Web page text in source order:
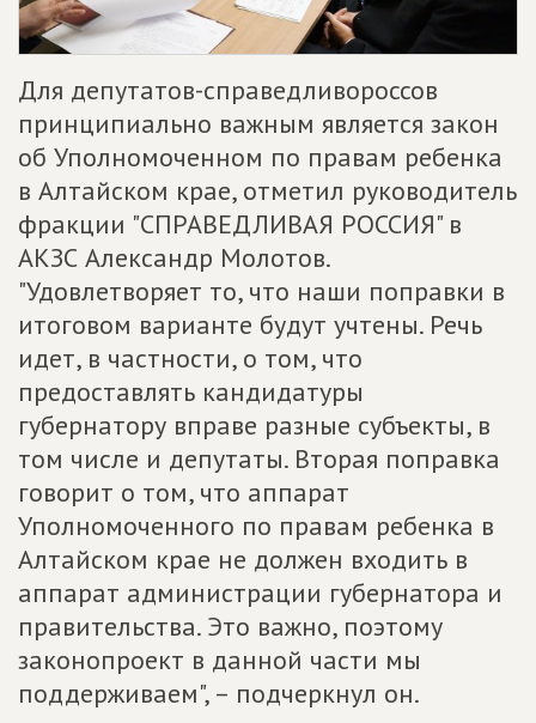
Для депутатов-справедливороссов
принципиально важным является закон
об Уполномоченном по правам ребенка
в Алтайском крае, отметил руководитель
фракции "СПРАВЕДЛИВАЯ РОССИЯ" в
АКЗС Александр Молотов.
"Удовлетворяет то, что наши поправки в
итоговом варианте будут учтены. Речь
идет, в частности, о том, что
предоставлять кандидатуры
губернатору вправе разные субъекты, в
том числе и депутаты. Вторая поправка
говорит о том, что аппарат
Уполномоченного по правам ребенка в
Алтайском крае не должен входить в
аппарат администрации губернатора и
правительства. Это важно, поэтому
законопроект в данной части мы
поддерживаем", – подчеркнул он.